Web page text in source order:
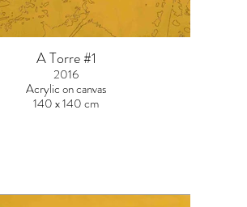
A Torre #1
2016
Acrylic on canvas
140 x 140 cm